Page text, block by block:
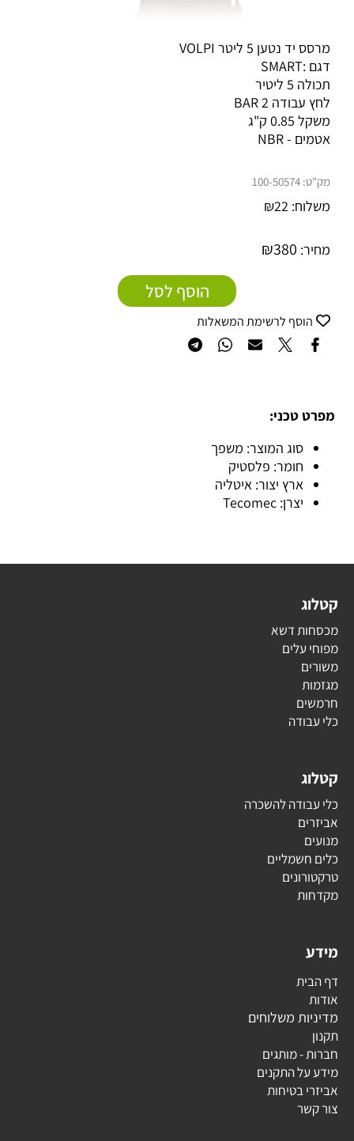
מרסס יד נטען 5 ליטר VOLPI
דגם :SMART
תכולה 5 ליטיר
לחץ עבודה 2 BAR
משקל 0.85 ק"ג
אטמים - NBR
מק"ט: 100-50574
משלוח: ₪22
מחיר: ₪380
הוסף לסל
הוסף לרשימת המשאלות
מפרט טכני:
סוג המוצר: משפך
חומר: פלסטיק
ארץ יצור: איטליה
יצרן: Tecomec
קטלוג
מכסחות דשא
מפוחי עלים
משורים
מגזמות
חרמשים
כלי עבודה
קטלוג
כלי עבודה להשכרה
אביזרים
מנועים
כלים חשמליים
טרקטורונים
מקדחות
מידע
דף הבית
אודות
מדיניות משלוחים
תקנון
חברות - מותגים
מידע על התקנים
אביזרי בטיחות
צור קשר